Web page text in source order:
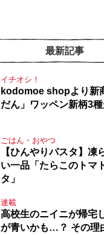
最新記事
イチオシ！
kodomoe shopより新
だん」ワッペン新柄3種
ごはん・おやつ
【ひんやりパスタ】凍
い一品「たらこのトマ
タ」
連載
高校生のニイニが帰宅
が青いかも…？ その理